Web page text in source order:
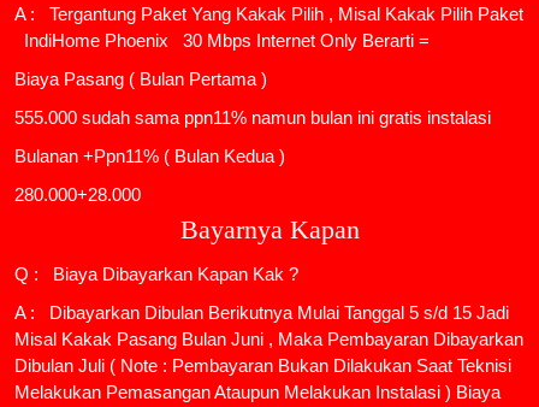
A : Tergantung Paket Yang Kakak Pilih , Misal Kakak Pilih Paket
IndiHome Phoenix
30 Mbps Internet Only Berarti =
Biaya Pasang ( Bulan Pertama )
555.000 sudah sama ppn11% namun bulan ini gratis instalasi
Bulanan +Ppn11% ( Bulan Kedua )
280.000+28.000
Bayarnya Kapan
Q : Biaya Dibayarkan Kapan Kak ?
A : Dibayarkan Dibulan Berikutnya Mulai Tanggal 5 s/d 15 Jadi
Misal Kakak Pasang Bulan Juni , Maka Pembayaran Dibayarkan
Dibulan Juli ( Note : Pembayaran Bukan Dilakukan Saat Teknisi
Melakukan Pemasangan Ataupun Melakukan Instalasi ) Biaya